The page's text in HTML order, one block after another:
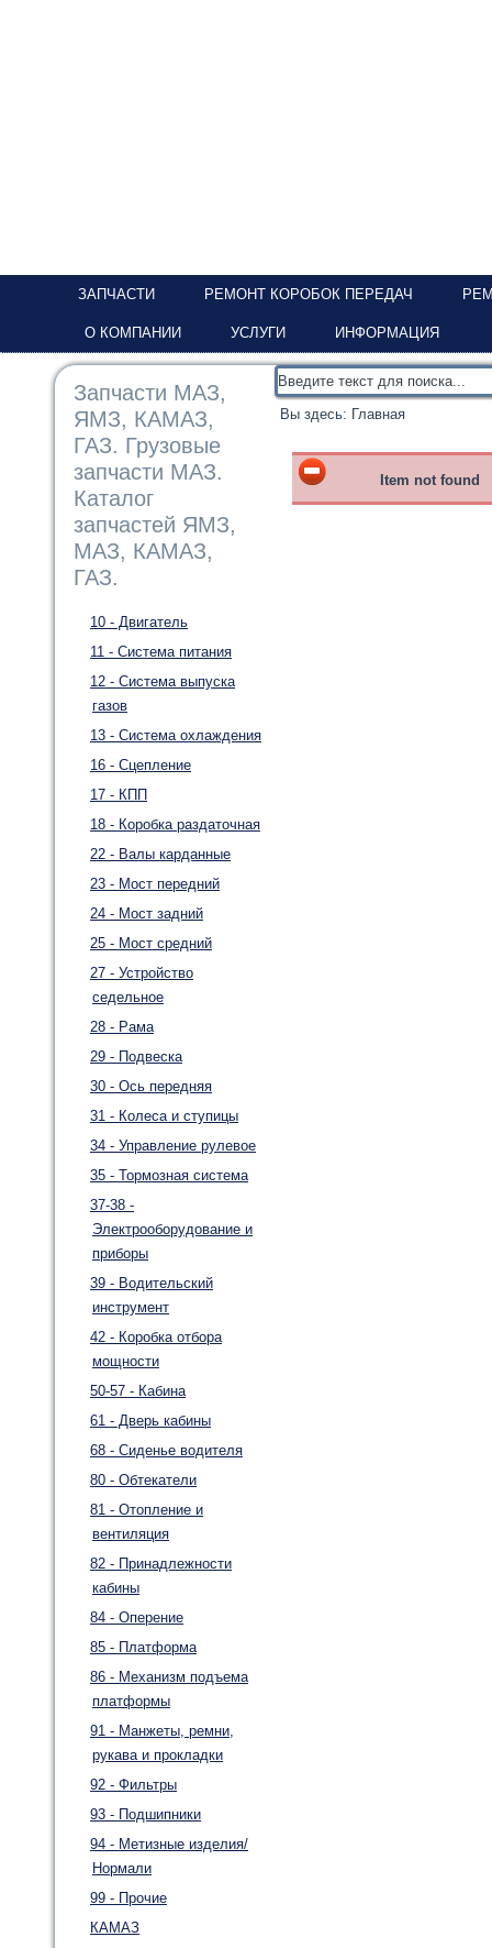
ЗАПЧАСТИ РЕМОНТ КОРОБОК ПЕРЕДАЧ
О КОМПАНИИ УСЛУГИ ИНФОРМАЦИЯ
Запчасти МАЗ,
ЯМЗ, КАМАЗ,
ГАЗ. Грузовые
запчасти МАЗ.
Каталог
запчастей ЯМЗ,
МАЗ, КАМАЗ,
ГАЗ.
10 - Двигатель
11 - Система питания
12 - Система выпуска
газов
13 - Система охлаждения
16 - Сцепление
17 - КПП
18 - Коробка раздаточная
22 - Валы карданные
23 - Мост передний
24 - Мост задний
25 - Мост средний
27 - Устройство
седельное
28 - Рама
29 - Подвеска
30 - Ось передняя
31 - Колеса и ступицы
34 - Управление рулевое
35 - Тормозная система
37-38 -
Электрооборудование и
приборы
39 - Водительский
инструмент
42 - Коробка отбора
мощности
50-57 - Кабина
61 - Дверь кабины
68 - Сиденье водителя
80 - Обтекатели
81 - Отопление и
вентиляция
82 - Принадлежности
кабины
84 - Оперение
85 - Платформа
86 - Механизм подъема
платформы
91 - Манжеты, ремни,
рукава и прокладки
92 - Фильтры
93 - Подшипники
94 - Метизные изделия/
Нормали
99 - Прочие
КАМАЗ
Вы здесь: Главная
Item not found